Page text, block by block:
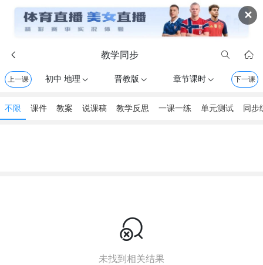
✕
 教学同步  
上一课 初中 地理  晋教版  章节课时 下一课
不限 课件 教案 说课稿 教学反思 一课一练 单元测试 同步

未找到相关结果